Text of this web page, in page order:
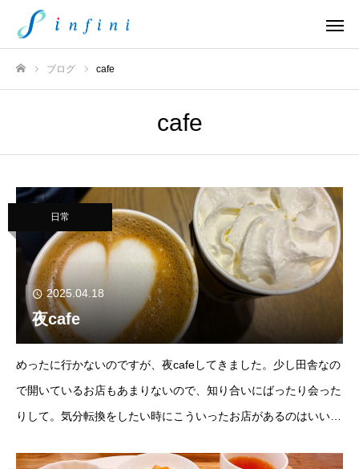
ブログ cafe
cafe
日常
2025.04.18
夜cafe
めったに行かないのですが、夜cafeしてきました。少し田舎なの
で開いているお店もあまりないので、知り合いにばったり会った
りして。気分転換をしたい時にこういったお店があるのはいいで